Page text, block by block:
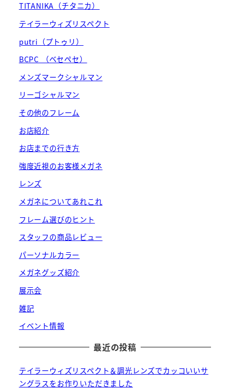
TITANIKA（チタニカ）
テイラーウィズリスペクト
putri（プトゥリ）
BCPC （ベセペセ）
メンズマークシャルマン
リーゴシャルマン
その他のフレーム
お店紹介
お店までの行き方
強度近視のお客様メガネ
レンズ
メガネについてあれこれ
フレーム選びのヒント
スタッフの商品レビュー
パーソナルカラー
メガネグッズ紹介
展示会
雑記
イベント情報
最近の投稿
テイラーウィズリスペクト＆調光レンズでカッコいいサ
ングラスをお作りいただきました